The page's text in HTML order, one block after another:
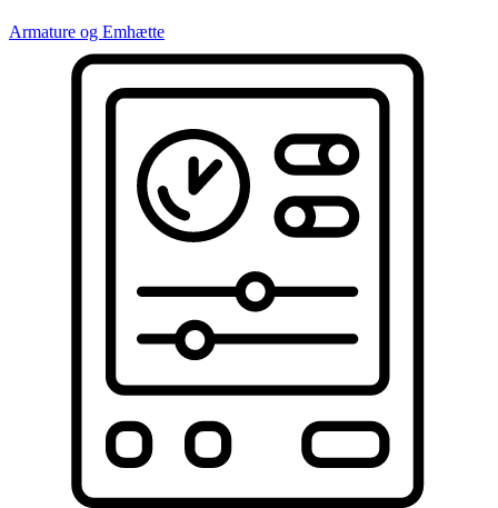
Armature og Emhætte